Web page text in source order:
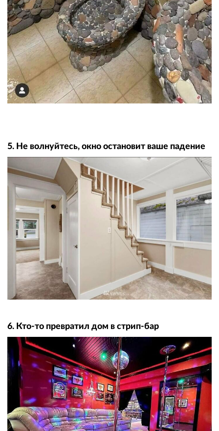
5. Не волнуйтесь, окно остановит ваше падение
6. Кто-то превратил дом в стрип-бар